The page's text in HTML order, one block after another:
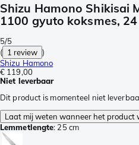
Shizu Hamono Shikisai
1100 gyuto koksmes,
5/5
( 1 review )
Shizu Hamono
€ 119,00
Niet leverbaar
Dit product is momenteel niet
Laat mij weten wanneer het product
Lemmetlengte: 25 cm